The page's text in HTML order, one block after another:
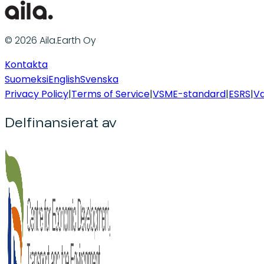
© 2026 Aila.Earth Oy
Kontakta
SuomeksiEnglishSvenska
Privacy Policy|Terms of Service|VSME-standard|ESRS|
Delfinansierat av